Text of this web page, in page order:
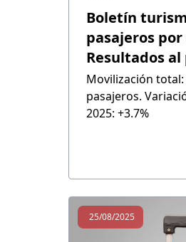
Boletín
pasajeros
Resultados
de 2026
Movilización
pasajeros.
2025: +3.7%
25/08/2025